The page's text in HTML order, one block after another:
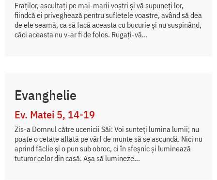
Fraţilor, ascultaţi pe mai-marii voştri şi vă supuneţi lor,
fiindcă ei priveghează pentru sufletele voastre, având să dea
de ele seamă, ca să facă aceasta cu bucurie şi nu suspinând,
căci aceasta nu v-ar fi de folos. Rugaţi-vă...
Evanghelie
Ev. Matei 5, 14-19
Zis-a Domnul către ucenicii Săi: Voi sunteţi lumina lumii; nu
poate o cetate aflată pe vârf de munte să se ascundă. Nici nu
aprind făclie şi o pun sub obroc, ci în sfeşnic şi luminează
tuturor celor din casă. Aşa să lumineze...